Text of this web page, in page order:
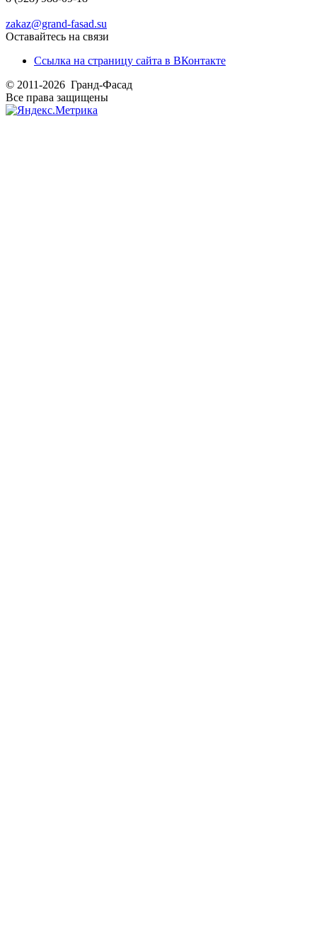
zakaz@grand-fasad.su
Оставайтесь на связи
Ссылка на страницу сайта в ВКонтакте
© 2011-2026 Гранд-Фасад
Все права защищены